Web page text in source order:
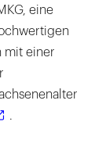
eine
mit einer
.